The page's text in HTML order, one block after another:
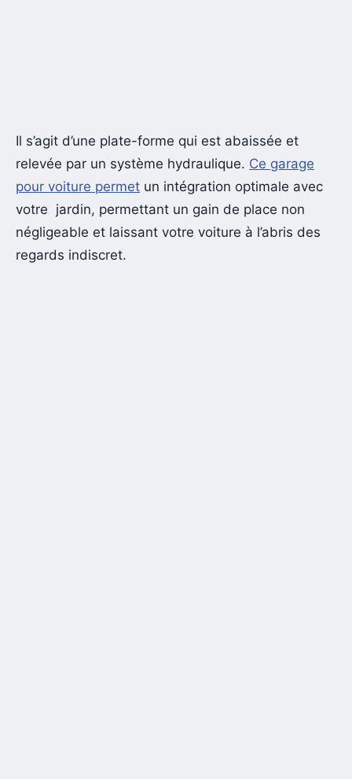
Il s’agit d’une plate-forme qui est abaissée et
relevée par un système hydraulique. Ce garage
pour voiture permet un intégration optimale avec
votre jardin, permettant un gain de place non
négligeable et laissant votre voiture à l’abris des
regards indiscret.